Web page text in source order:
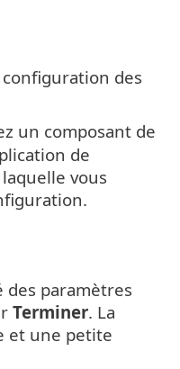
des
un composant de
de
vous
des paramètres
Terminer. La
et une petite